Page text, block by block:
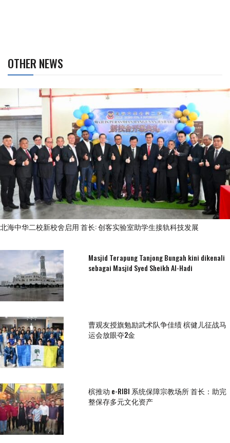
OTHER NEWS
北海中华二校新校舍启用 首长: 创客实验室助学生接轨科技发展
Masjid Terapung Tanjong Bungah kini dikenali
sebagai Masjid Syed Sheikh Al-Hadi
曹观友授旗勉励武术队争佳绩 槟健儿征战马
运会放眼夺2金
槟推动 e-RIBI 系统保障宗教场所 首长：助完
整保存多元文化资产